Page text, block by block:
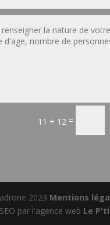
11 + 12 =
2023 Mentions
SEO par l'agence web Le